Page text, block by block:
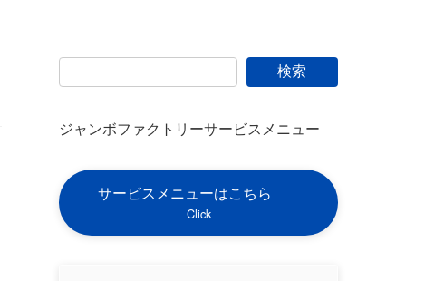
検索
ジャンボファクトリーサービスメニュー
サービスメニューはこちら
Click